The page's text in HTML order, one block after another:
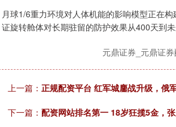
月球1/6重力环境对人体机能的影响模型正在
证旋转舱体对长期驻留的防护效果从400天到
元鼎证券_元鼎证
上一篇： 正规配资平台 红军城鏖战升级，俄
下一篇： 配资网站排名第一 18岁狂揽5金，